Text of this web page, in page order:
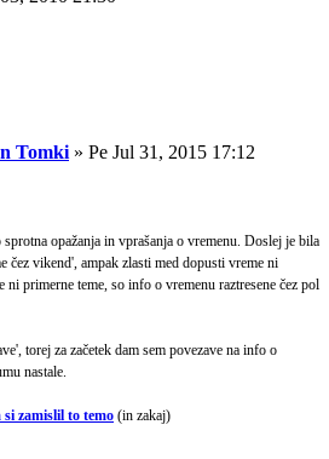
Tomki » Pe Jul 31, 2015 17:12
sprotna opažanja in vprašanja o vremenu. Doslej je bila
čez vikend', ampak zlasti med dopusti vreme ni
ni primerne teme, so info o vremenu raztresene čez pol
torej za začetek dam sem povezave na info o
nastale.
si zamislil to temo (in zakaj)